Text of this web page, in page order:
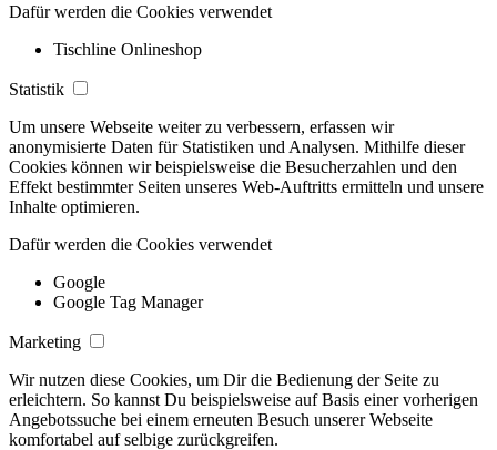
Dafür werden die Cookies verwendet
Tischline Onlineshop
Statistik
Um unsere Webseite weiter zu verbessern, erfassen wir
anonymisierte Daten für Statistiken und Analysen. Mithilfe dieser
Cookies können wir beispielsweise die Besucherzahlen und den
Effekt bestimmter Seiten unseres Web-Auftritts ermitteln und unsere
Inhalte optimieren.
Dafür werden die Cookies verwendet
Google
Google Tag Manager
Marketing
Wir nutzen diese Cookies, um Dir die Bedienung der Seite zu
erleichtern. So kannst Du beispielsweise auf Basis einer vorherigen
Angebotssuche bei einem erneuten Besuch unserer Webseite
komfortabel auf selbige zurückgreifen.